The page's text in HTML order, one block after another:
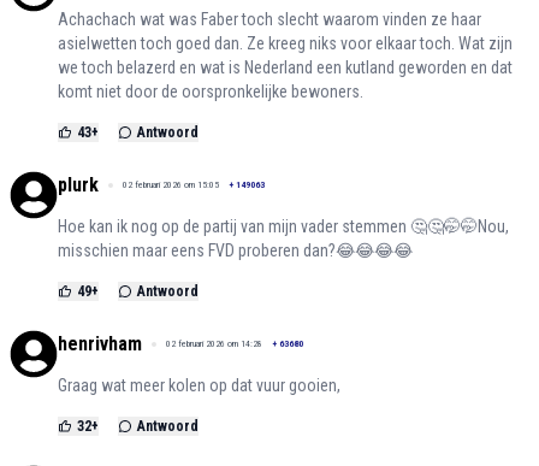
Achachach wat was Faber toch slecht waarom vinden ze haar
asielwetten toch goed dan. Ze kreeg niks voor elkaar toch. Wat zijn
we toch belazerd en wat is Nederland een kutland geworden en dat
komt niet door de oorspronkelijke bewoners.
43+ Antwoord
plurk 02 februari 2026 om 15:05 + 149063
Hoe kan ik nog op de partij van mijn vader stemmen 🤔🤔🤭🤭Nou,
misschien maar eens FVD proberen dan?😂😂😂😂
49+ Antwoord
henrivham 02 februari 2026 om 14:28 + 63680
Graag wat meer kolen op dat vuur gooien,
32+ Antwoord